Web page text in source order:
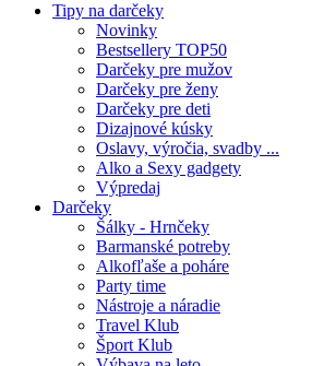
Tipy na darčeky
Novinky
Bestsellery TOP50
Darčeky pre mužov
Darčeky pre ženy
Darčeky pre deti
Dizajnové kúsky
Oslavy, výročia, svadby ...
Alko a Sexy gadgety
Výpredaj
Darčeky
Šálky - Hrnčeky
Barmanské potreby
Alkofľaše a poháre
Party time
Nástroje a náradie
Travel Klub
Šport Klub